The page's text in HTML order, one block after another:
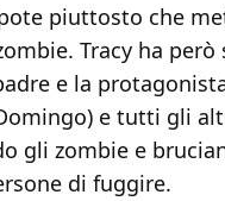
piuttosto che
Tracy ha però
e la
e tutti gli
gli zombie e
di fuggire.